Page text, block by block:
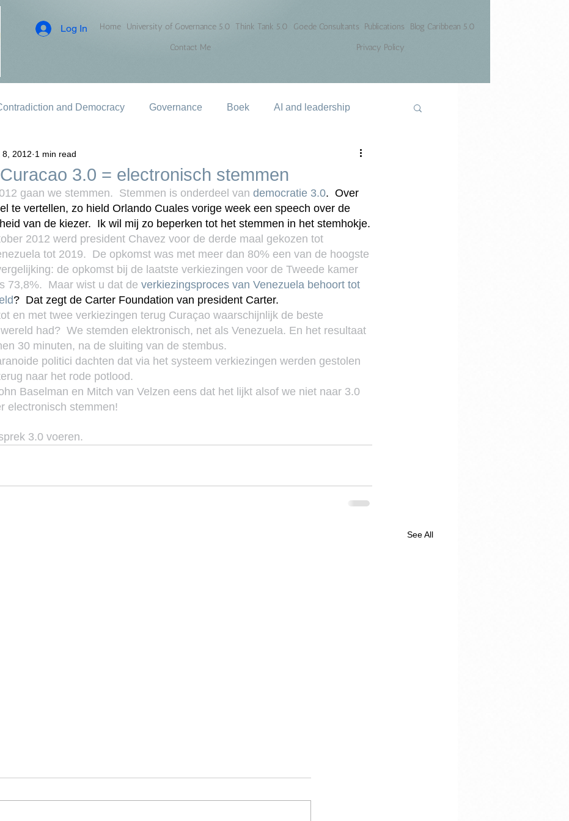
Log In Home University of Governance 5.0 Think Tank 5.0 Goede Consultants Publications
Blog Caribbean 5.0
Contact Me
Privacy Policy
and Democracy Governance Boek AI and leadership
3.0 = electronisch stemmen
8, 2012 1 min read
gaan we stemmen.  Stemmen is onderdeel van democratie 3.0.  Over
te vertellen, zo hield Orlando Cuales vorige week een speech over de
van de kiezer.  Ik wil mij zo beperken tot het stemmen in het stemhokje.
2012 werd president Chavez voor de derde maal gekozen tot
tot 2019.  De opkomst was met meer dan 80% een van de hoogste
de opkomst bij de laatste verkiezingen voor de Tweede kamer
73,8%.  Maar wist u dat de verkiezingsproces van Venezuela behoort tot
?  Dat zegt de Carter Foundation van president Carter.
en met twee verkiezingen terug Curaçao waarschijnlijk de beste
had?  We stemden elektronisch, net als Venezuela. En het resultaat
30 minuten, na de sluiting van de stembus.
politici dachten dat via het systeem verkiezingen werden gestolen
naar het rode potlood.
Baselman en Mitch van Velzen eens dat het lijkt alsof we niet naar 3.0
electronisch stemmen!
3.0 voeren.
See All